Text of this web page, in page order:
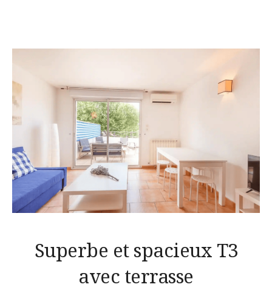
Superbe et spacieux T3
avec terrasse